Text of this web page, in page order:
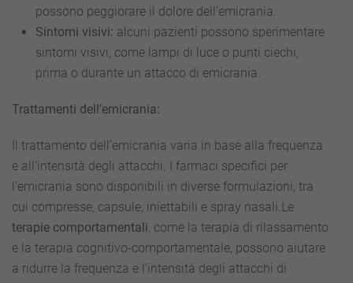
possono peggiorare il dolore dell’emicrania.
Sintomi visivi: alcuni pazienti possono sperimentare
sintomi visivi, come lampi di luce o punti ciechi,
prima o durante un attacco di emicrania.
Trattamenti dell’emicrania:
Il trattamento dell’emicrania varia in base alla frequenza
e all’intensità degli attacchi. I farmaci specifici per
l’emicrania sono disponibili in diverse formulazioni, tra
cui compresse, capsule, iniettabili e spray nasali.Le
terapie comportamentali, come la terapia di rilassamento
e la terapia cognitivo-comportamentale, possono aiutare
a ridurre la frequenza e l’intensità degli attacchi di